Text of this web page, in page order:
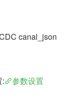
canal_json
: 参数设置